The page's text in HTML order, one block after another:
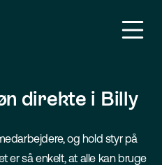
direkte i Billy
og hold styr på
er så enkelt, at alle kan bruge